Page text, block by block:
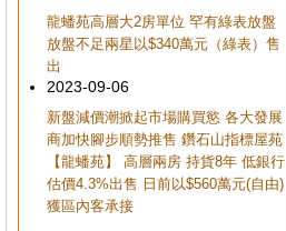
龍蟠苑高層大2房單位 罕有綠表放盤
放盤不足兩星以$340萬元（綠表）售
出
2023-09-06
新盤減價潮掀起市場購買慾 各大發展
商加快腳步順勢推售 鑽石山指標屋苑
【龍蟠苑】 高層兩房 持貨8年 低銀行
估價4.3%出售 日前以$560萬元(自由)
獲區內客承接